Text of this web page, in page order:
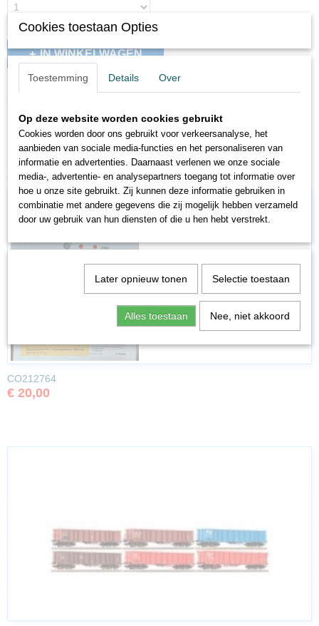
IN WINKELWAGEN
Handregelaar voor 212764
Ook interessant
CO212764
€ 20,00
Cookies toestaan Opties
Toestemming Details Over
Op deze website worden cookies gebruikt
Cookies worden door ons gebruikt voor verkeersanalyse, het
aanbieden van sociale media-functies en het personaliseren van
informatie en advertenties. Daarnaast verlenen we onze sociale
media-, advertentie- en analysepartners toegang tot informatie over
hoe u onze site gebruikt. Zij kunnen deze informatie gebruiken in
combinatie met andere gegevens die zij mogelijk hebben verzameld
door uw gebruik van hun diensten of die u hen hebt verstrekt.
Later opnieuw tonen Selectie toestaan
Alles toestaan Nee, niet akkoord